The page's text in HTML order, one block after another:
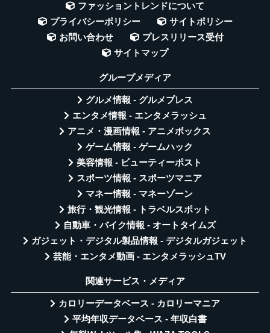
ファッショントレンドについて
プライバシーポリシー
サイトポリシー
お問い合わせ
プレスリリース受付
サイトマップ
グループメディア
グルメ情報 - グルメプレス
エンタメ情報 - エンタメラッシュ
アニメ・漫画情報 - アニメボックス
ゲーム情報 - ゲームハック
美容情報 - ビューティーポスト
スポーツ情報 - スポーツマニア
マネー情報 - マネーゾーン
旅行・観光情報 - トラベルスポット
自動車・バイク情報 - オートタイムズ
ガジェット・デジタル製品情報 - デジタルガジェット
芸能・エンタメ動画 - エンタメラッシュTV
関連サービス・メディア
カロリーデータベース - カロリーマニア
平均年収データベース - 年収白書